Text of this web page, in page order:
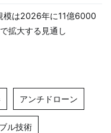
模は2026年に11億6000
拡大する見通し
アンチドローン
ル技術